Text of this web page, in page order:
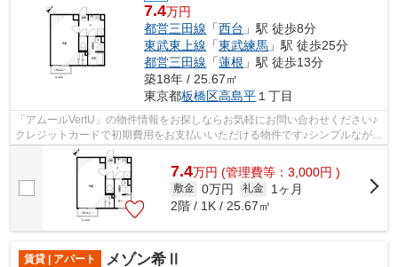
7.4万円
都営三田線 「西台 」駅 徒歩8分
東武東上線 「東武練馬 」駅 徒歩25分
都営三田線 「蓮根 」駅 徒歩13分
築18年 / 25.67㎡
東京都板橋区高島平 １丁目
「アムールVertU」の物件情報をお探しならお気軽にお問い合わせください♪
クレジットカードで初期費用をお支払いいただける物件です♪シンプルながら
も風の通り道がしっかり造られている...
7.4万円 (管理費等：3,000円 )
敷金 0万円 礼金
1ヶ月
2階 / 1K / 25.67㎡
賃貸 | アパート メゾン希Ⅱ